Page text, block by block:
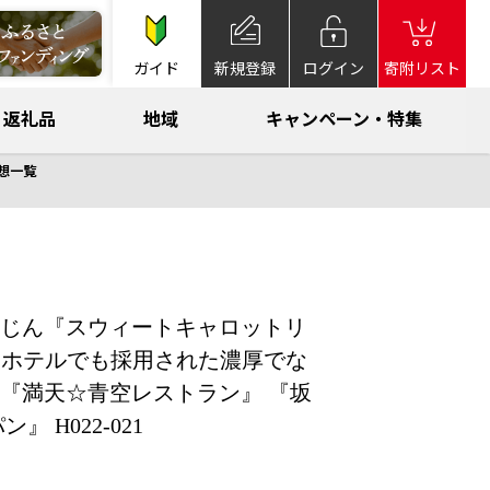
ガイド 新規登録 ログイン 寄附リスト
返礼品 地域 キャンペーン・特集
一覧
ん『スウィートキャロットリ
テルでも採用された濃厚でな
満天☆青空レストラン』 『坂
』 H022-021